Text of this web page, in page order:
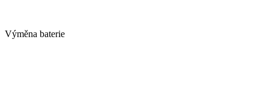
Výměna baterie